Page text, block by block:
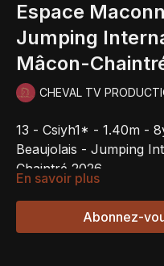
Espace
Jumping
Mâcon-
CHEVAL TV
13 - Csiyh1* - 1.40m -
Beaujolais - Jumping
Chaintré 2026
En savoir plus
Abonnez-